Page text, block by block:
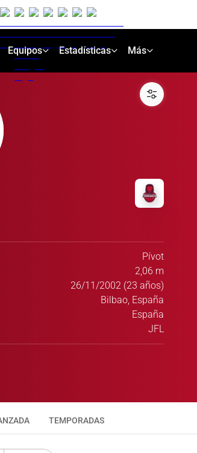
Equipos Estadísticas Más
Pívot
2,06 m
26/11/2002 (23 años)
Bilbao, España
España
JFL
TEMPORADAS